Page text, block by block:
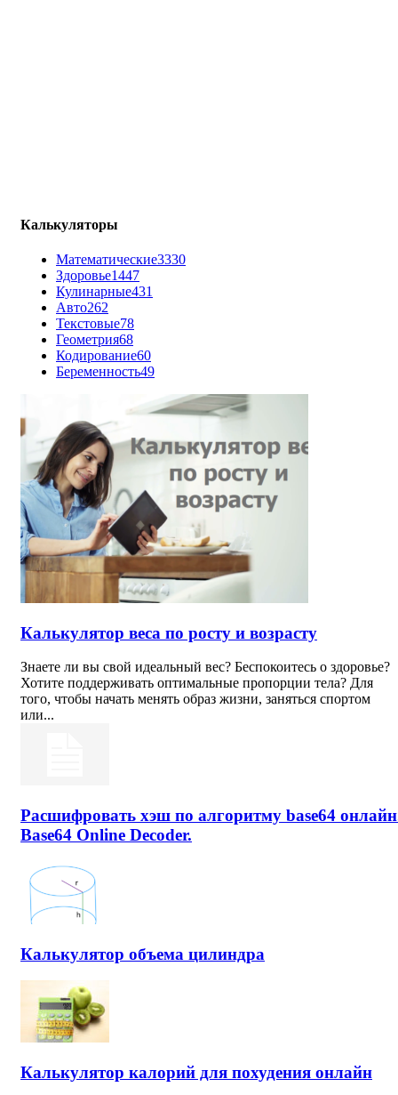
Калькуляторы
Математические3330
Здоровье1447
Кулинарные431
Авто262
Текстовые78
Геометрия68
Кодирование60
Беременность49
Калькулятор веса по росту и возрасту
Знаете ли вы свой идеальный вес? Беспокоитесь о здоровье?
Хотите поддерживать оптимальные пропорции тела? Для
того, чтобы начать менять образ жизни, заняться спортом
или...
Расшифровать хэш по алгоритму base64
Base64 Online Decoder.
Калькулятор объема цилиндра
Калькулятор калорий для похудения онлайн